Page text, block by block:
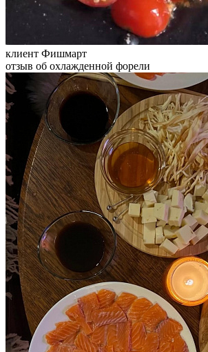
клиент Фишмарт
отзыв об охлажденной форели